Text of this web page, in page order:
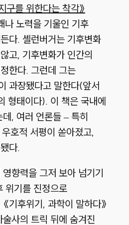
구를 위한다는 착각》
나 노력을 기울인 기후
다. 셸런버거는 기후변화
고, 기후변화가 인간의
한다. 그런데 그는
과장됐다고 말한다(앞서
형태이다). 이 책은 국내에
데, 여러 언론들– 특히
호적 서평이 쏟아졌고,
다.
향력을 그저 보아 넘기기
위기를 진정으로
《기후위기, 과학이 말하다》
술사의 트릭 뒤에 숨겨진